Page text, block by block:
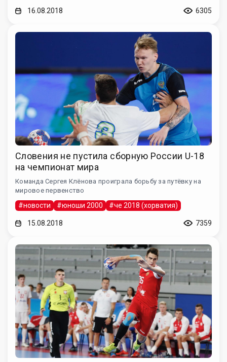
16.08.2018 6305
Словения не пустила сборную России U-18
на чемпионат мира
Команда Сергея Клёнова проиграла борьбу за путёвку на
мировое первенство
#новости #юноши 2000 #че 2018 (хорватия)
15.08.2018 7359